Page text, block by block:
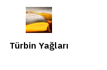
Türbin Yağları